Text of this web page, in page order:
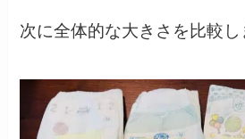
次に全体的な大きさを比較し